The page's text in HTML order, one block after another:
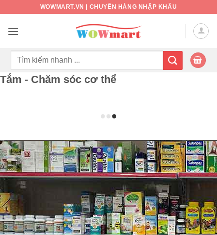
nội
WOWMART.VN | CHUYÊN HÀNG NHẬP KHẨU
Tìm
Tắm - Chăm sóc cơ thể